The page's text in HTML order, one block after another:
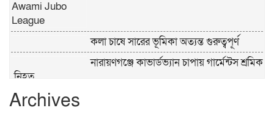
কলা চাষে সারের ভূমিকা অত্যন্ত গুরুত্বপূর্ণ
নারায়ণগঞ্জে কাভার্ডভ্যান চাপায় গার্মেন্টস শ্রমিক
নিহত
Archives